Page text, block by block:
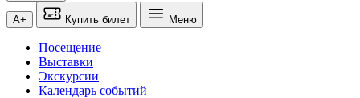
A+ Купить билет Меню
Посещение
Выставки
Экскурсии
Календарь событий